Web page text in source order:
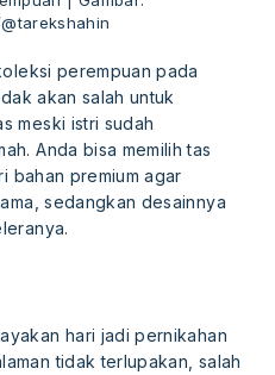
perempuan pada
akan salah untuk
meski istri sudah
Anda bisa memilih tas
bahan premium agar
sedangkan desainnya
hari jadi pernikahan
tidak terlupakan, salah